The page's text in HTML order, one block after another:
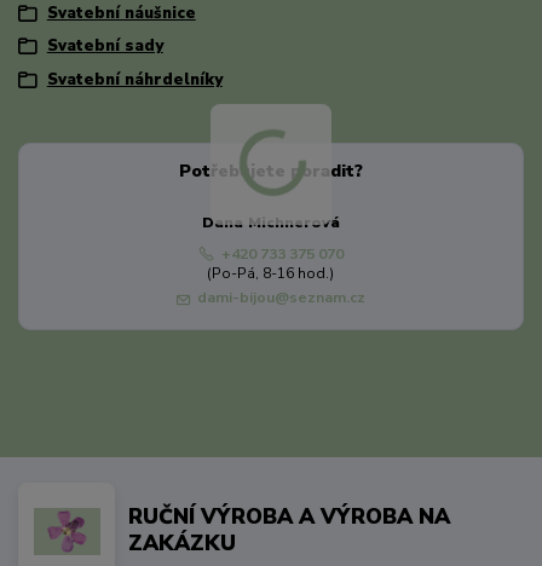
Svatební náušnice
Svatební sady
Svatební náhrdelníky
Potřebujete poradit?
Dana Michnerová
+420 733 375 070
(Po-Pá, 8-16 hod.)
dami-bijou@seznam.cz
RUČNÍ VÝROBA A VÝROBA NA
ZAKÁZKU